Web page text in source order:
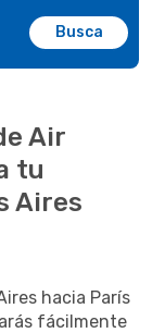
Busca
Air
tu
Aires
hacia París
fácilmente